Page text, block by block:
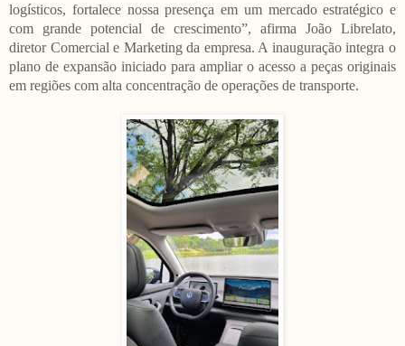
logísticos, fortalece nossa presença em um mercado estratégico e
com grande potencial de crescimento”, afirma João Librelato,
diretor Comercial e Marketing da empresa. A inauguração integra o
plano de expansão iniciado para ampliar o acesso a peças originais
em regiões com alta concentração de operações de transporte.